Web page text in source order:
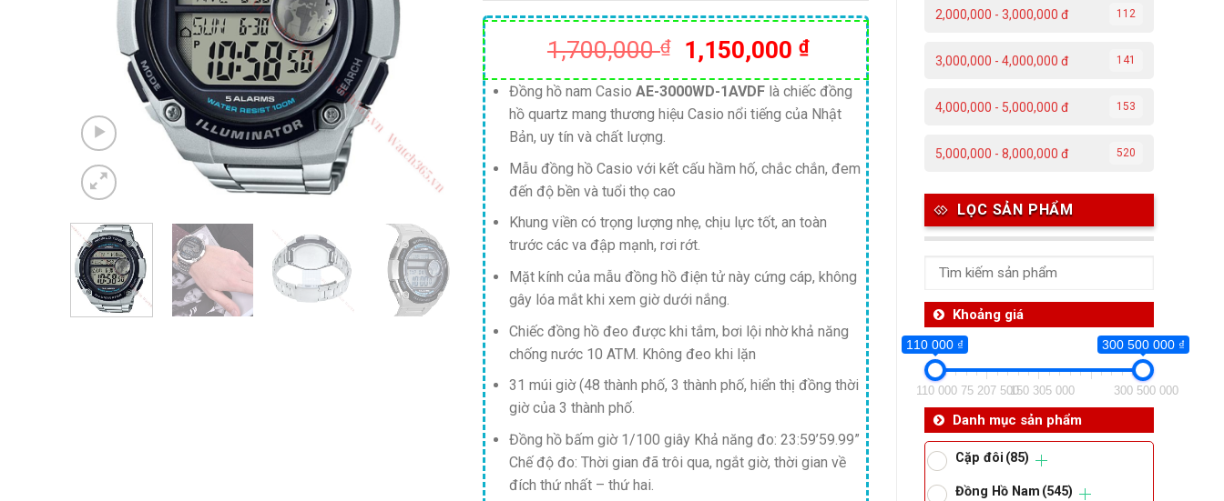
2,000,000 - 3,000,000 đ 112
3,000,000 - 4,000,000 đ 141
4,000,000 - 5,000,000 đ 153
5,000,000 - 8,000,000 đ 520
LỌC SẢN PHẨM
Khoảng giá
110 000 ₫ 300 500 000 ₫
110 000 75 207 500150 305 000 300 500 000
Danh mục sản phẩm
Cặp đôi (85)
Đồng Hồ Nam (545)
1,700,000₫
Giá
gốc
là:
1,700,000 ₫.
1,150,000 ₫Giá
hiện
tại
là:
1,150,000 ₫.
Đồng hồ nam Casio AE-3000WD-1AVDF là chiếc đồng
hồ quartz mang thương hiệu Casio nổi tiếng của Nhật
Bản, uy tín và chất lượng.
Mẫu đồng hồ Casio với kết cấu hầm hố, chắc chắn, đem
đến độ bền và tuổi thọ cao
Khung viền có trọng lượng nhẹ, chịu lực tốt, an toàn
trước các va đập mạnh, rơi rớt.
Mặt kính của mẫu đồng hồ điện tử này cứng cáp, không
gây lóa mắt khi xem giờ dưới nắng.
Chiếc đồng hồ đeo được khi tắm, bơi lội nhờ khả năng
chống nước 10 ATM. Không đeo khi lặn
31 múi giờ (48 thành phố, 3 thành phố, hiển thị đồng thời
giờ của 3 thành phố.
Đồng hồ bấm giờ 1/100 giây Khả năng đo: 23:59’59.99”
Chế độ đo: Thời gian đã trôi qua, ngắt giờ, thời gian về
đích thứ nhất – thứ hai.